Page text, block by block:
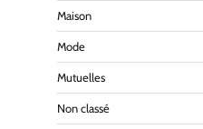
Maison
Mode
Mutuelles
Non classé